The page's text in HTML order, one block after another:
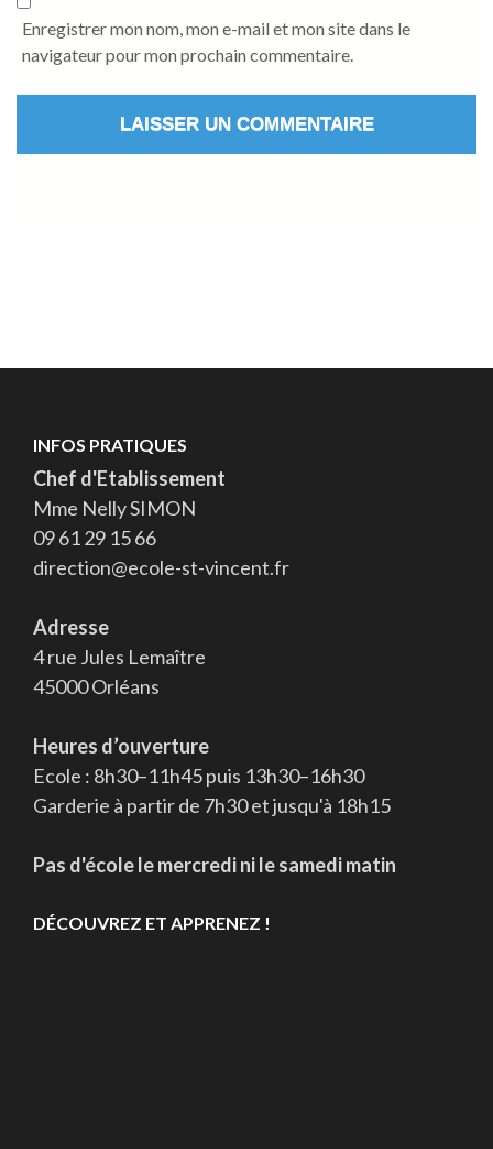
Enregistrer mon nom, mon e-mail et mon site dans le
navigateur pour mon prochain commentaire.
INFOS PRATIQUES
Chef d'Etablissement
Mme Nelly SIMON
09 61 29 15 66
direction@ecole-st-vincent.fr
Adresse
4 rue Jules Lemaître
45000 Orléans
Heures d’ouverture
Ecole : 8h30–11h45 puis 13h30–16h30
Garderie à partir de 7h30 et jusqu'à 18h15
Pas d'école le mercredi ni le samedi matin
DÉCOUVREZ ET APPRENEZ !